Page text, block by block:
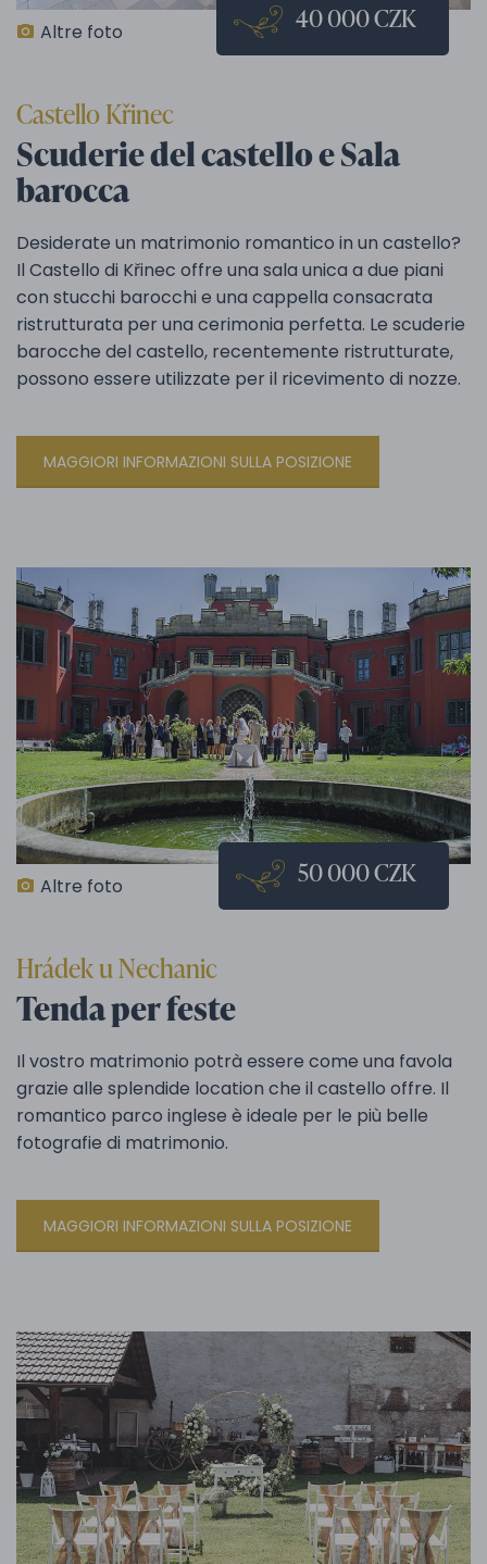
Altre foto 40 000 CZK
Castello Křinec
Scuderie del castello e Sala
barocca
Desiderate un matrimonio romantico in un castello?
Il Castello di Křinec offre una sala unica a due piani
con stucchi barocchi e una cappella consacrata
ristrutturata per una cerimonia perfetta. Le scuderie
barocche del castello, recentemente ristrutturate,
possono essere utilizzate per il ricevimento di nozze.
MAGGIORI INFORMAZIONI SULLA POSIZIONE
Altre foto 50 000 CZK
Hrádek u Nechanic
Tenda per feste
Il vostro matrimonio potrà essere come una favola
grazie alle splendide location che il castello offre. Il
romantico parco inglese è ideale per le più belle
fotografie di matrimonio.
MAGGIORI INFORMAZIONI SULLA POSIZIONE